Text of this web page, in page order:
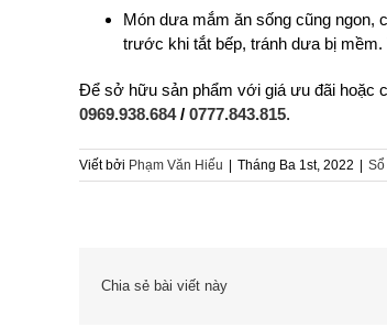
Món dưa mắm ăn sống cũng ngon,
trước khi tắt bếp, tránh dưa bị
Để sở hữu sản phẩm với giá ưu đãi hoặc
0969.938.684/ 0777.843.815.
Viết bởi Phạm Văn Hiếu Tháng Ba 1st, 2022 Sổ
Chia sẻ bài viết này